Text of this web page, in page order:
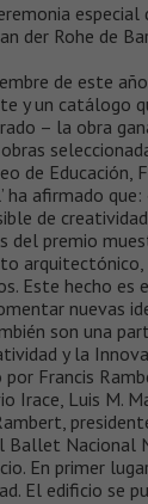
der Rohe de
de este
y un catálogo
– la obra
de Educación,
ha afirmado
de
del premio
arquitectónico,
Este hecho
nuevas
son una
y la
por Francis
Irace, Luis M.
Ballet Nacional
En primer
El edificio se